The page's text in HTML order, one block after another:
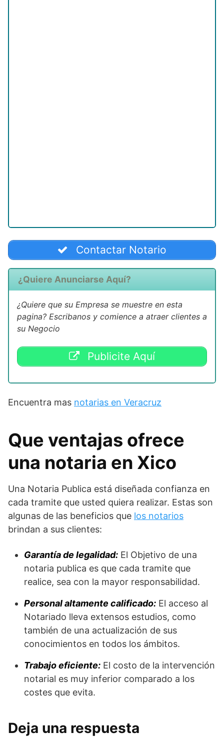
Contactar Notario
¿Quiere Anunciarse Aquí?
¿Quiere que su Empresa se muestre en esta
pagina? Escribanos y comience a atraer clientes a
su Negocio
Publicite Aquí
Encuentra mas notarias en Veracruz
Que ventajas ofrece
una notaria en Xico
Una Notaria Publica está diseñada confianza en
cada tramite que usted quiera realizar. Estas son
algunas de las beneficios que los notarios
brindan a sus clientes:
Garantía de legalidad: El Objetivo de una
notaria publica es que cada tramite que
realice, sea con la mayor responsabilidad.
Personal altamente calificado: El acceso al
Notariado lleva extensos estudios, como
también de una actualización de sus
conocimientos en todos los ámbitos.
Trabajo eficiente: El costo de la intervención
notarial es muy inferior comparado a los
costes que evita.
Deja una respuesta